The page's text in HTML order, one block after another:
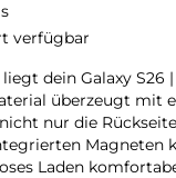
verfügbar
dein Galaxy S26
überzeugt mit
nur die
Magneten
Laden